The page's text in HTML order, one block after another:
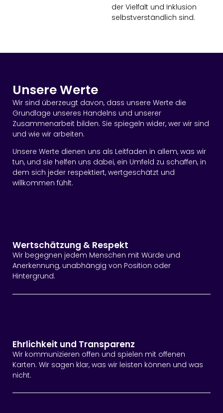
der Vielfalt und Inklusion
selbstverständlich sind.
Unsere Werte
Wir sind überzeugt davon, dass unsere Werte die
Grundlage unseres Handelns und unserer
Zusammenarbeit bilden. Sie spiegeln wider, wer wir sind
und wie wir arbeiten.
Unsere Werte dienen uns als Leitfaden in allem, was wir
tun, und sie helfen uns dabei, ein Umfeld zu schaffen, in
dem sich jeder respektiert, wertgeschätzt und
willkommen fühlt.
Wertschätzung & Respekt
Wir begegnen jedem Menschen mit Würde und
Anerkennung, unabhängig von Position oder
Hintergrund.
Ehrlichkeit und Transparenz
Wir kommunizieren offen und spielen mit offenen
Karten. Wir sagen klar, was wir leisten können und was
nicht.